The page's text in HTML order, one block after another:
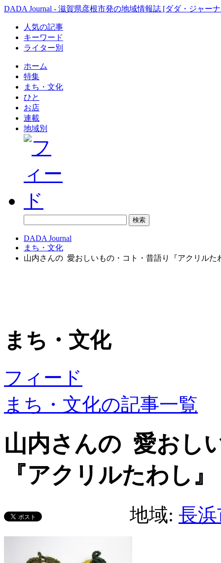
DADA Journal - 滋賀県彦根市発の地域情報誌 [ダダ・ジャー
人気の記事
キーワード
ライター別
ホーム
特集
まち・文化
ひと
お店
連載
地域別
DADA Journal
まち・文化
山内さんの 愛おしいもの・コト・昔語り『アクリルた
まち・文化
フィード
まち・文化の記事一覧
山内さんの 愛おし
『アクリルたわし』
地域: 長